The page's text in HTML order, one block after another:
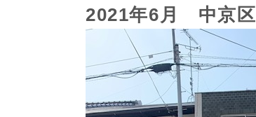
2021年6月 中京区